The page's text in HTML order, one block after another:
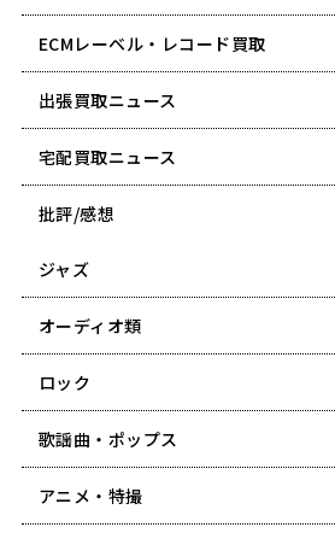
ECMレーベル・レコード買取
出張買取ニュース
宅配買取ニュース
批評/感想
ジャズ
オーディオ類
ロック
歌謡曲・ポップス
アニメ・特撮